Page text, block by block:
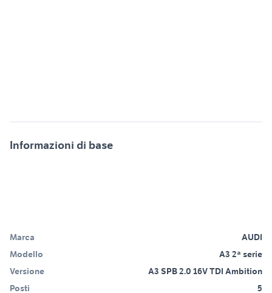
Informazioni di base
Marca
AUDI
Modello
A3 2ª serie
Versione
A3 SPB 2.0 16V TDI Ambition
Posti
5